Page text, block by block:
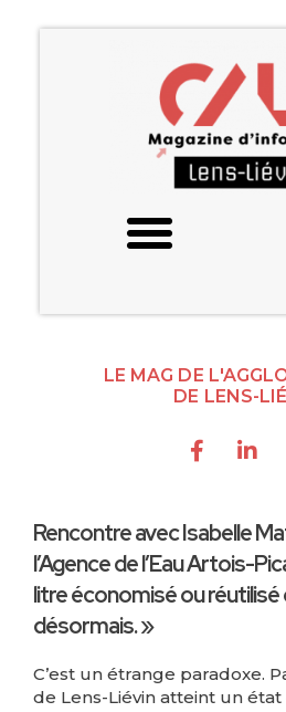
LE MAG DE
DE LENS-
Rencontre avec Isabelle
l’Agence de l’Eau Artois-
litre économisé ou
désormais. »
C’est un étrange paradoxe.
de Lens-Liévin atteint un